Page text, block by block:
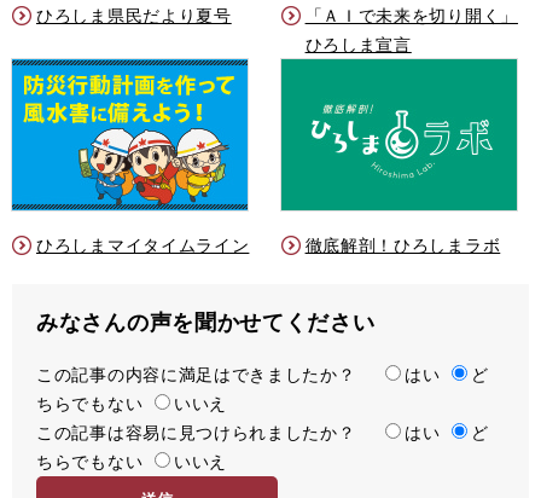
ひろしま県民だより夏号
「ＡＩで未来を切り開く」
ひろしま宣言
ひろしまマイタイムライン 徹底解剖！ひろしまラボ
みなさんの声を聞かせてください
満
足
度
この記事の内容に満足はできましたか？ はい
ど
ちらでもない
いいえ
容
易
この記事は容易に見つけられましたか？ はい
ど
ちらでもない
いいえ